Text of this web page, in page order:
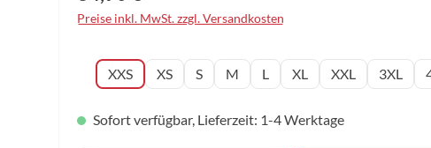
Preise inkl. MwSt. zzgl. Versandkosten
Konfektionsgröße auswählen
XXS XS S M L XL XXL 3XL
Sofort verfügbar, Lieferzeit: 1-4 Werktage